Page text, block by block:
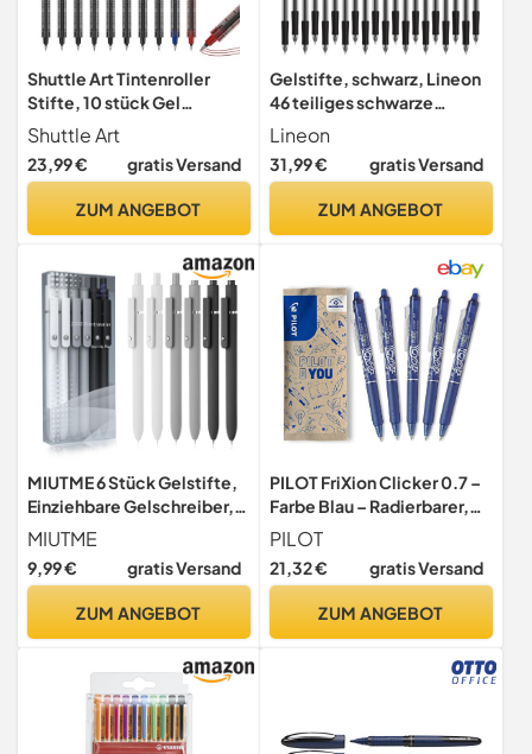
Shuttle Art Tintenroller
Stifte, 10 stück Gel
kugelschreiber(8 schwarz, 1
blau, 1 rot), 0,5mm feine
Spitze, schnelltrocknend,
für Schreiben, Tagebuch,
Shuttle Art
23,99 € gratis Versand
ZUM ANGEBOT
Gelstifte, schwarz, Lineon
46 teiliges schwarze
Gelschreiber Set (20 Gel
Stifte und 26 Ersatzminen)
mit 0,7 mm Spitze,
Kinder und Erwachsene
Lineon
31,99 € gratis Versand
ZUM ANGEBOT
MIUTME 6 Stück Gelstifte,
Einziehbare Gelschreiber,
Schnell Trocknende
Tintenstifte, 0,5 mm Feine
Spitze Gel Tintenstifte,
Schule und Bürobedarf
MIUTME
9,99 € gratis Versand
ZUM ANGEBOT
PILOT FriXion Clicker 0.7 –
Farbe Blau – Radierbarer,
nachfüllbarer Gel-
Tintenroller mit
Druckmechanik und
mittlere Spitze, 1 Stück (5er
PILOT
21,32 € gratis Versand
ZUM ANGEBOT